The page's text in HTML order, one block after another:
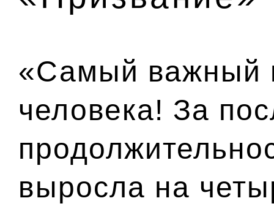
«Самый важный
человека! За
выросла на